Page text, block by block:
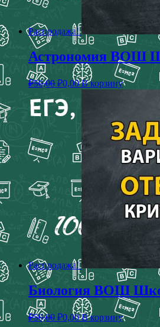
Распродажа!
Астрономия ВОШ
₽50,00 ₽0,00 В корзину
Распродажа!
Биология ВОШ
₽50,00 ₽0,00 В корзину